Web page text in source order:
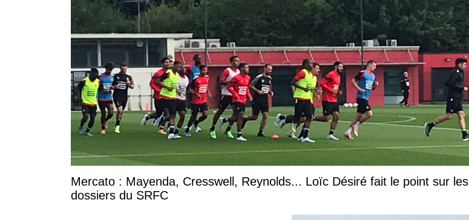
Mercato : Mayenda, Cresswell, Reynolds... Loïc Désiré fait le point sur les
dossiers du SRFC